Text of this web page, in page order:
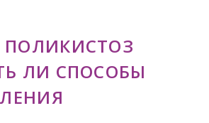
ПОЛИКИСТОЗ
ЛИ СПОСОБЫ